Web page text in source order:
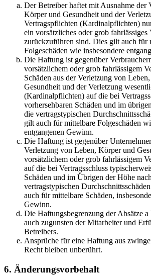
Der Betreiber haftet mit Ausnahme der
Körper und Gesundheit und der
Vertragspflichten (Kardinalpflichten)
ein vorsätzliches oder grob fahrlässiges
zurückzuführen sind. Dies gilt auch für
Folgeschäden wie insbesondere
Die Haftung ist gegenüber
vorsätzlichem oder grob fahrlässigem
Schäden aus der Verletzung von
Gesundheit und der Verletzung
(Kardinalpflichten) auf die bei
vorhersehbaren Schäden und im
die vertragstypischen
gilt auch für mittelbare Folgeschäden
entgangenen Gewinn.
Die Haftung ist gegenüber
Verletzung von Leben, Körper und
vorsätzlichem oder grob fahrlässigem
auf die bei Vertragsschluss
Schäden und im Übrigen der Höhe
vertragstypischen
auch für mittelbare Schäden,
Gewinn.
Die Haftungsbegrenzung der Absätze
auch zugunsten der Mitarbeiter und
Betreibers.
Ansprüche für eine Haftung aus
Recht bleiben unberührt.
6. Änderungsvorbehalt